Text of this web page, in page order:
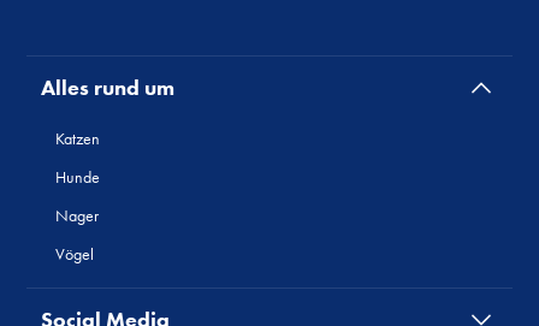
Alles rund um
Katzen
Hunde
Nager
Vögel
Social Media